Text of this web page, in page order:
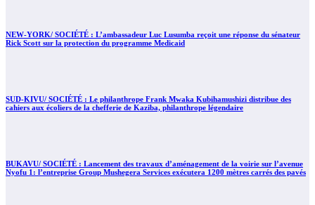
NEW-YORK/ SOCIÉTÉ : L’ambassadeur Luc Lusumba reçoit une réponse du sénateur
Rick Scott sur la protection du programme Medicaid
SUD-KIVU/ SOCIÉTÉ : Le philanthrope Frank Mwaka Kubihamushizi distribue des
cahiers aux écoliers de la chefferie de Kaziba, philanthrope légendaire
BUKAVU/ SOCIÉTÉ : Lancement des travaux d’aménagement de la voirie sur l’avenue
Nyofu 1: l’entreprise Group Mushegera Services exécutera 1200 mètres carrés des pavés